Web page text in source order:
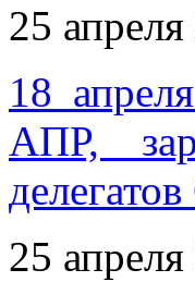
25
18
АПР,
25